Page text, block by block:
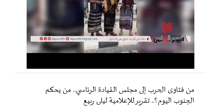
من فتاوى الحرب إلى مجلس القيادة الرئاسي.. من يحكم
الجنوب اليوم؟.. تقرير للإعلامية ليلى ربيع